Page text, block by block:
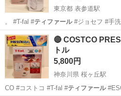
東京都 表参道駅
。 #T-fal #ティファール#ジョセフ #手
東京 渋谷区
🔴 COSTCO
トル
5,800円
神奈川県 桜ヶ丘駅
CO #コストコ #T-fal #ティファール